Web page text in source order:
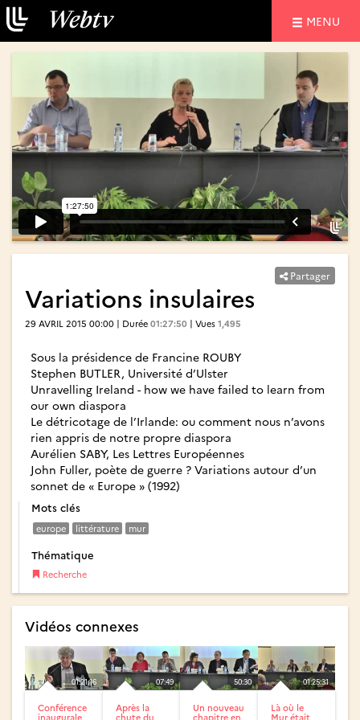
MENU
Partager
Variations insulaires
29 AVRIL 2015 00:00 | Durée 01:27:50 | Vues 1,495
Sous la présidence de Francine ROUBY
Stephen BUTLER, Université d’Ulster
Unravelling Ireland - how we have failed to learn from
our own diaspora
Le détricotage de l’Irlande: ou comment nous n’avons
rien appris de notre propre diaspora
Aurélien SABY, Les Lettres Européennes
John Fuller, poète de guerre ? Variations autour d’un
sonnet de « Europe » (1992)
Mots clés
europe littérature mur
Thématique
Recherche
Vidéos connexes
01:21:16
Conférence
inaugurale
07:49
Après la
chute du
50:30
Un nouveau
chapitre en
01:25:31
Là où le
Mur était